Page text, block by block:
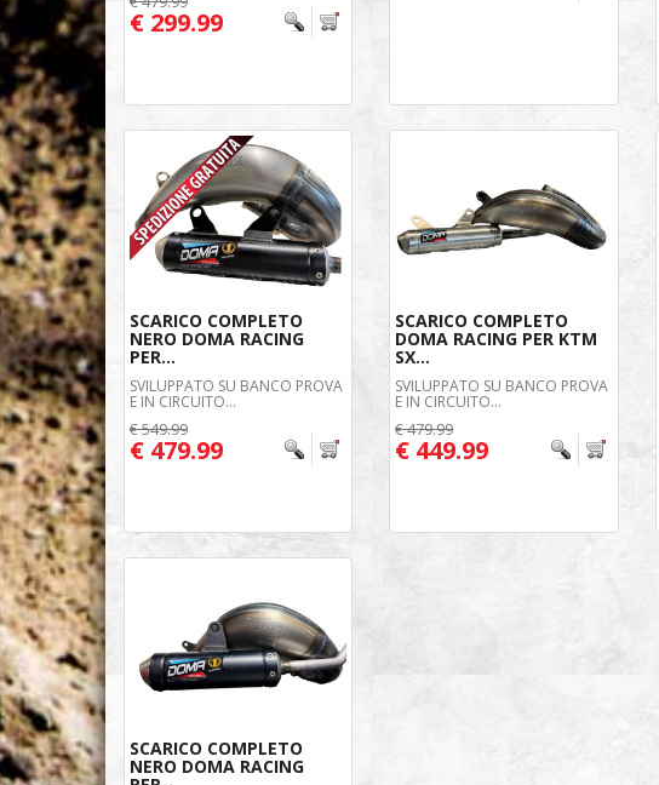
€ 299.99
SCARICO COMPLETO
NERO DOMA RACING
PER...
SVILUPPATO SU BANCO PROVA
E IN CIRCUITO...
€ 549.99
€ 479.99
SCARICO COMPLETO
DOMA RACING PER KTM
SX...
SVILUPPATO SU BANCO PROVA
E IN CIRCUITO...
€ 479.99
€ 449.99
SCARICO COMPLETO
NERO DOMA RACING